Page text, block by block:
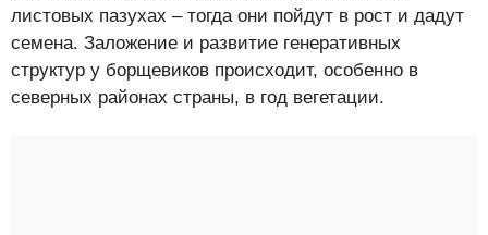
листовых пазухах – тогда они пойдут в рост и дадут
семена. Заложение и развитие генеративных
структур у борщевиков происходит, особенно в
северных районах страны, в год вегетации.